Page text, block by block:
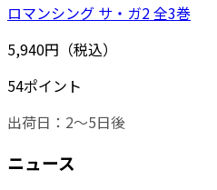
ロマンシング サ・ガ2 全3巻
5,940円（税込）
54ポイント
出荷日：2～5日後
ニュース